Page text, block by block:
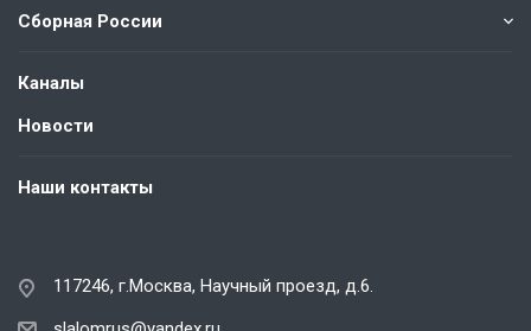
Сборная России
Каналы
Новости
Наши контакты
117246, г.Москва, Научный проезд, д.6.